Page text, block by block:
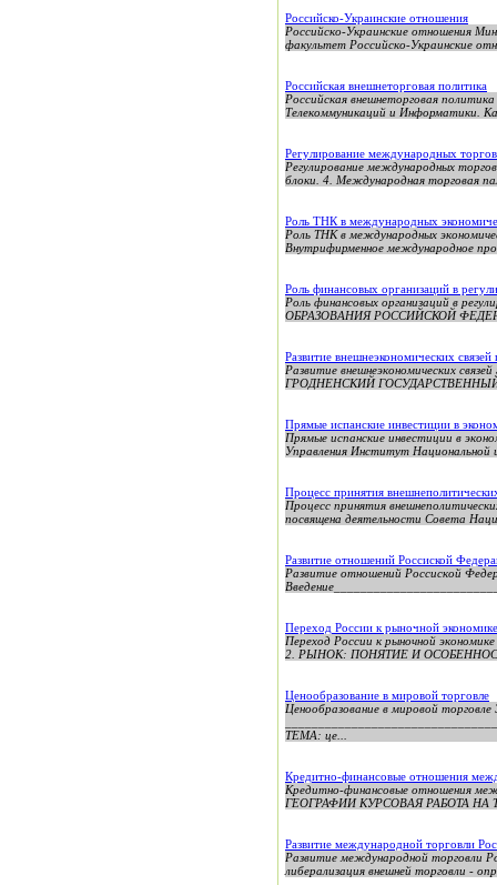
Российско-Украинские отношения
Российско-Украинские отношения
факультет Российско-Украинские
Российская внешнеторговая политика
Российская внешнеторговая
Телекоммуникаций и Информатики.
Регулирование международных
Регулирование международных
блоки. 4. Международная торговая
Роль ТНК в международных
Роль ТНК в международных
Внутрифирменное международное
Роль финансовых организаций в
Роль финансовых организаций в
ОБРАЗОВАНИЯ РОССИЙСКОЙ
Развитие внешнеэкономических
Развитие внешнеэкономических
ГРОДНЕНСКИЙ
Прямые испанские инвестиции в
Прямые испанские инвестиции в
Управления Институт
Процесс принятия
Процесс принятия
посвящена деятельности Совета
Развитие отношений Россиской
Развитие отношений Россиской
Переход России к рыночной
Переход России к рыночной
2. РЫНОК: ПОНЯТИЕ И ОСОБЕННОСТИ
Ценообразование в мировой торговле
Ценообразование в мировой
ТЕМА: це...
Кредитно-финансовые отношения
Кредитно-финансовые отношения
ГЕОГРАФИИ КУРСОВАЯ РАБОТА
Развитие международной торговли
Развитие международной торговли
либерализация внешней торговли -